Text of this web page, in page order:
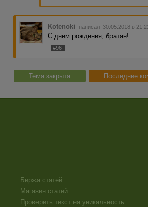
Kotenoki написал 30.05.2018 в
C днем рождения, братан!
#96
Тема закрыта Последние
Биржа статей
Магазин статей
Проверить текст на уникальность